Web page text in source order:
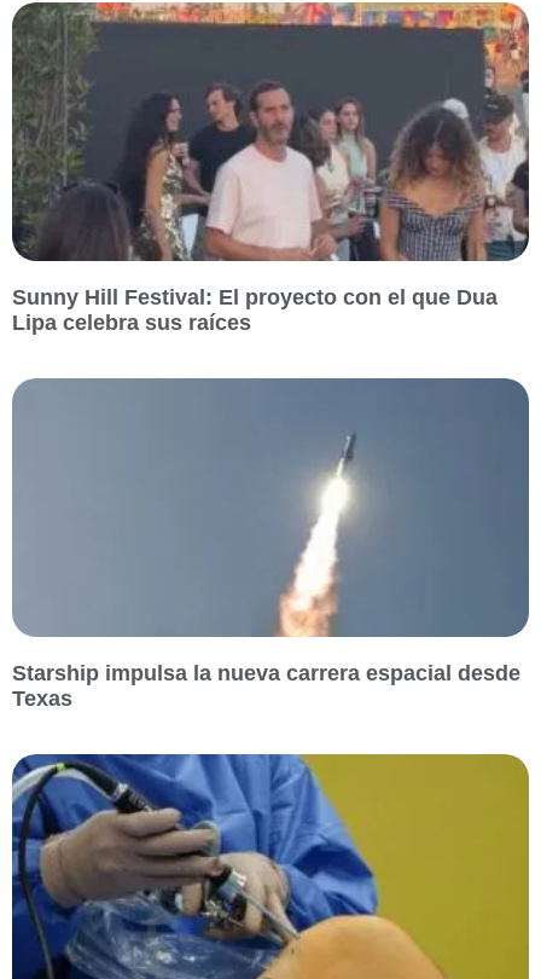
Sunny Hill Festival: El proyecto con el que Dua
Lipa celebra sus raíces
Starship impulsa la nueva carrera espacial desde
Texas